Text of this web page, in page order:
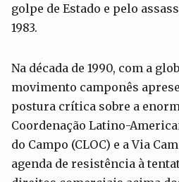
golpe de Estado e pelo
1983.
Na década de 1990, com a
movimento camponês
postura crítica sobre a
Coordenação Latino-
do Campo (CLOC) e a Via
agenda de resistência à